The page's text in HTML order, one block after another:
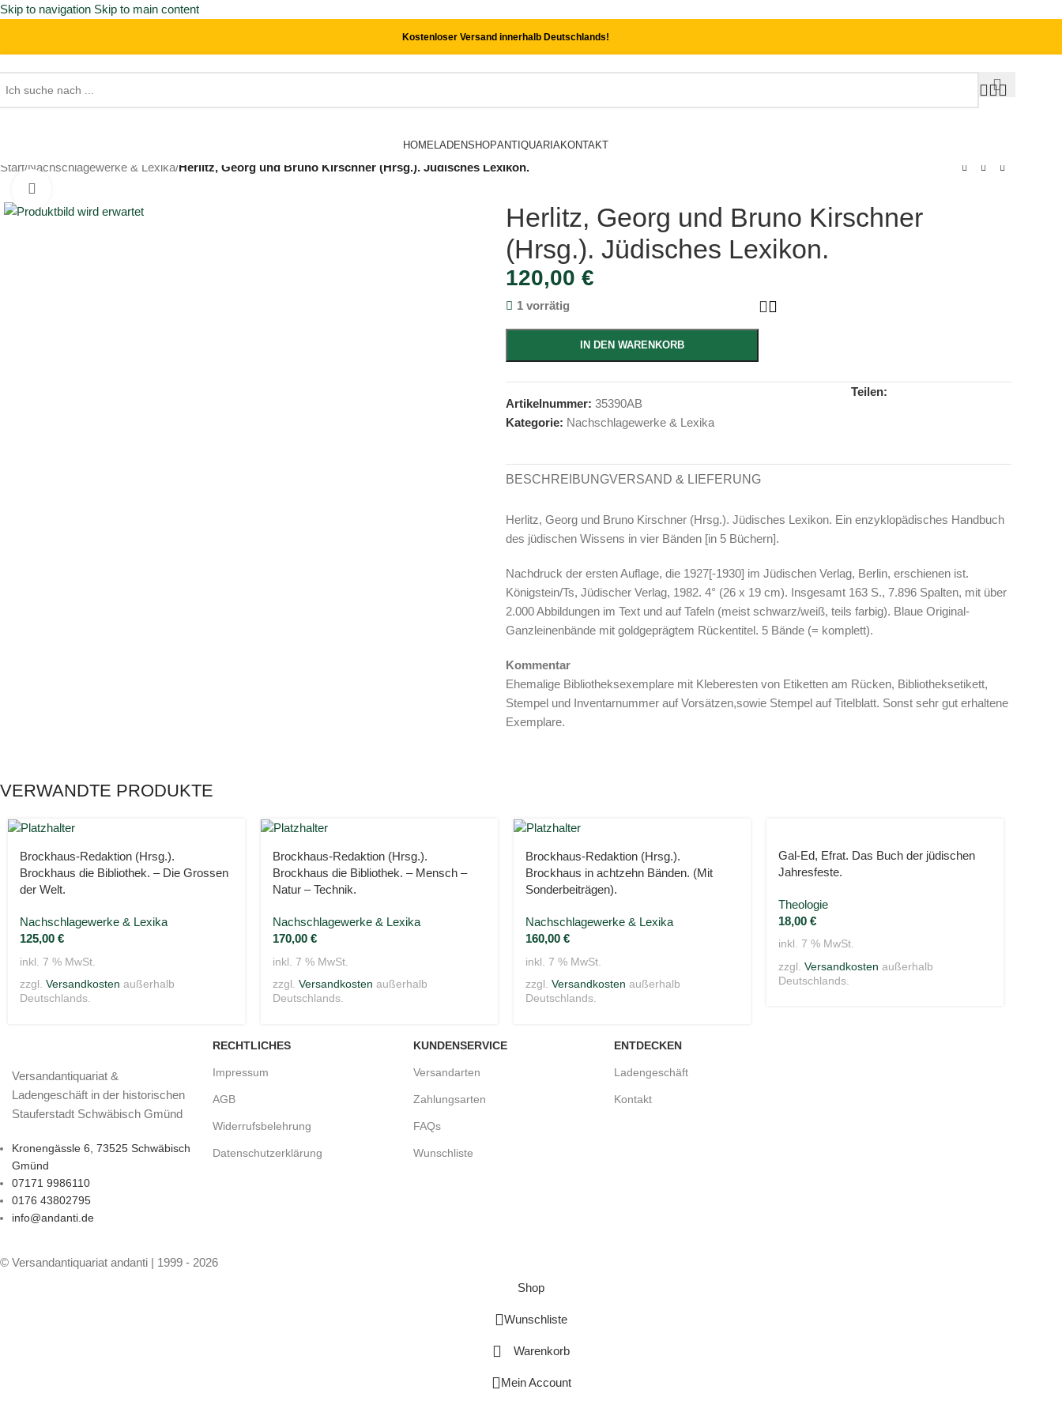
Skip to navigation Skip to main content
Kostenloser Versand innerhalb Deutschlands!
HOME LADENSHOPANTIQUARIAKONTAKT
Start/Nachschlagewerke & Lexika/Herlitz, Georg und Bruno Kirschner (Hrsg.). Jüdisches Lexikon.
Herlitz, Georg und Bruno Kirschner
(Hrsg.). Jüdisches Lexikon.
120,00 €
1 vorrätig
IN DEN WARENKORB
Artikelnummer: 35390AB
Kategorie: Nachschlagewerke & Lexika
Teilen:
BESCHREIBUNGVERSAND & LIEFERUNG
Herlitz, Georg und Bruno Kirschner (Hrsg.). Jüdisches Lexikon. Ein enzyklopädisches Handbuch
des jüdischen Wissens in vier Bänden [in 5 Büchern].
Nachdruck der ersten Auflage, die 1927[-1930] im Jüdischen Verlag, Berlin, erschienen ist.
Königstein/Ts, Jüdischer Verlag, 1982. 4° (26 x 19 cm). Insgesamt 163 S., 7.896 Spalten, mit über
2.000 Abbildungen im Text und auf Tafeln (meist schwarz/weiß, teils farbig). Blaue Original-
Ganzleinenbände mit goldgeprägtem Rückentitel. 5 Bände (= komplett).
Kommentar
Ehemalige Bibliotheksexemplare mit Kleberesten von Etiketten am Rücken, Bibliotheksetikett,
Stempel und Inventarnummer auf Vorsätzen,sowie Stempel auf Titelblatt. Sonst sehr gut erhaltene
Exemplare.
VERWANDTE PRODUKTE
Brockhaus-Redaktion (Hrsg.).
Brockhaus die Bibliothek. – Die Grossen
der Welt.
Nachschlagewerke & Lexika
125,00 €
inkl. 7 % MwSt.
zzgl. Versandkosten außerhalb
Deutschlands.
Brockhaus-Redaktion (Hrsg.).
Brockhaus die Bibliothek. – Mensch –
Natur – Technik.
Nachschlagewerke & Lexika
170,00 €
inkl. 7 % MwSt.
zzgl. Versandkosten außerhalb
Deutschlands.
Brockhaus-Redaktion (Hrsg.).
Brockhaus in achtzehn Bänden. (Mit
Sonderbeiträgen).
Nachschlagewerke & Lexika
160,00 €
inkl. 7 % MwSt.
zzgl. Versandkosten außerhalb
Deutschlands.
Gal-Ed, Efrat. Das Buch der jüdischen
Jahresfeste.
Theologie
18,00 €
inkl. 7 % MwSt.
zzgl. Versandkosten außerhalb
Deutschlands.
Versandantiquariat &
Ladengeschäft in der historischen
Stauferstadt Schwäbisch Gmünd
Kronengässle 6, 73525 Schwäbisch
Gmünd
07171 9986110
0176 43802795
info@andanti.de
RECHTLICHES
Impressum
AGB
Widerrufsbelehrung
Datenschutzerklärung
KUNDENSERVICE
Versandarten
Zahlungsarten
FAQs
Wunschliste
ENTDECKEN
Ladengeschäft
Kontakt
© Versandantiquariat andanti | 1999 - 2026
Shop
Wunschliste
Warenkorb
Mein Account